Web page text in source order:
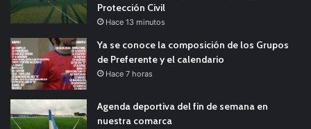
Protección Civil
Hace 13 minutos
Ya se conoce la composición de los Grupos
de Preferente y el calendario
Hace 7 horas
Agenda deportiva del fin de semana en
nuestra comarca